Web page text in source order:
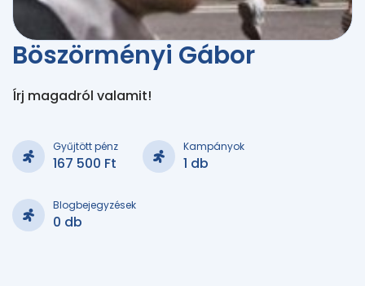
Böszörményi Gábor
Írj magadról valamit!
Gyűjtött pénz
167 500 Ft
Kampányok
1 db
Blogbejegyzések
0 db